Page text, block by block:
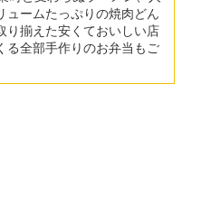
ュームたっぷりの焼肉どん
り揃えた安くておいしい店
る全部手作りのお弁当もご